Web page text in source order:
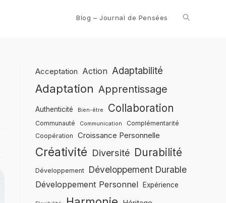
Blog – Journal de Pensées
Acceptation Action Adaptabilité
Adaptation Apprentissage
Authenticité Bien-être Collaboration
Communauté Communication
Complémentarité
Coopération
Croissance Personnelle
Créativité Diversité Durabilité
Développement Développement Durable
Développement Personnel Expérience